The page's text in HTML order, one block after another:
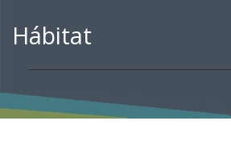
Hábitat